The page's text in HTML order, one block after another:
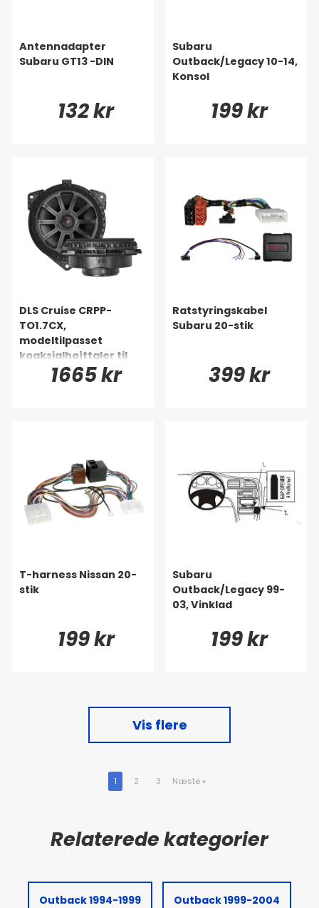
Antennadapter
Subaru GT13 -DIN
132 kr
Subaru
Outback/Legacy 10-14,
Konsol
199 kr
DLS Cruise CRPP-
TO1.7CX,
modeltilpasset
koaksialhøjttaler til
Toyota, Lexus & mange
1665 kr
Ratstyringskabel
Subaru 20-stik
399 kr
T-harness Nissan 20-
stik
199 kr
Subaru
Outback/Legacy 99-
03, Vinklad
199 kr
Vis flere
1 2 3 Næste »
Outback 1994-1999 Outback 1999-2004